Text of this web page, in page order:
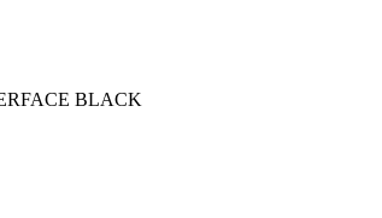
BLACK